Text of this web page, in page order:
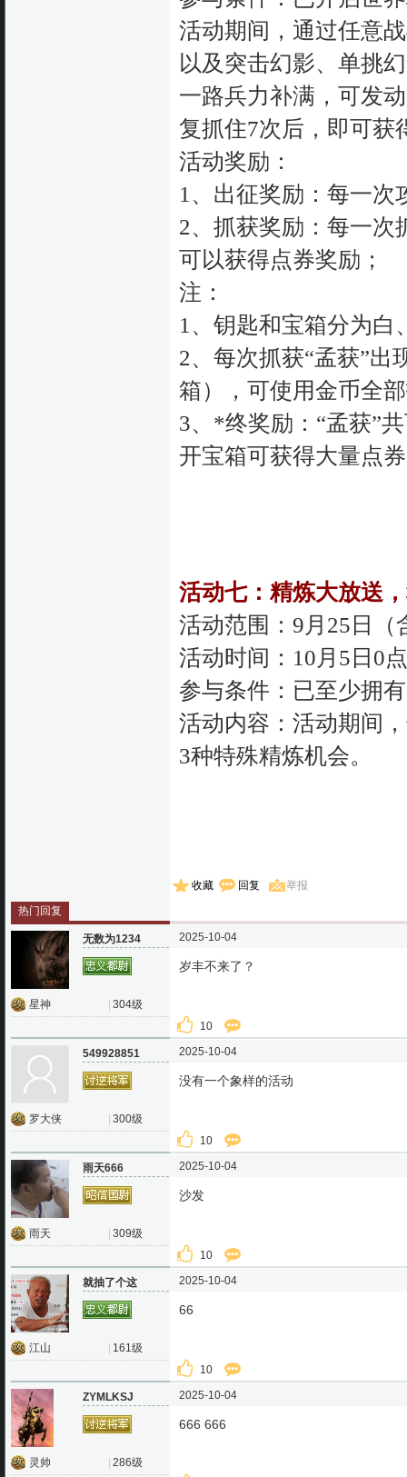
活动期间，通过任意
以及突击幻影、单挑
一路兵力补满，可发
复抓住7次后，即可获
活动奖励：
1、出征奖励：每一次
2、抓获奖励：每一次
可以获得点券奖励；
注：
1、钥匙和宝箱分为白
2、每次抓获“孟获”出
箱），可使用金币全
3、*终奖励：“孟获”
开宝箱可获得大量点券
活动七：精炼大放送
活动范围：9月25日（
活动时间：10月5日0
参与条件：已至少拥
活动内容：活动期间
3种特殊精炼机会。
收藏 回复
举报
热门回复
无数为1234
星神 304级
2025-10-04
岁丰不来了？
10
549928851
罗大侠 300级
2025-10-04
没有一个象样的活动
10
雨天666
雨天 309级
2025-10-04
沙发
10
就抽了个这
江山 161级
2025-10-04
66
10
ZYMLKSJ
灵帅 286级
2025-10-04
666 666